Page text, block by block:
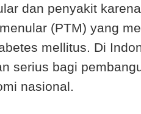
dan penyakit
(PTM) yang
mellitus. Di
serius bagi
nasional.